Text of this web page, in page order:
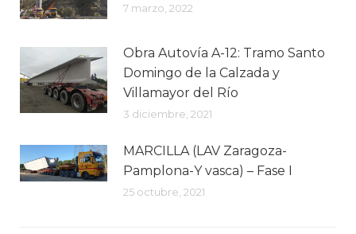
7 marzo, 2022
Obra Autovía A-12: Tramo Santo
Domingo de la Calzada y
Villamayor del Río
3 diciembre, 2021
MARCILLA (LAV Zaragoza-
Pamplona-Y vasca) – Fase I
25 octubre, 2021